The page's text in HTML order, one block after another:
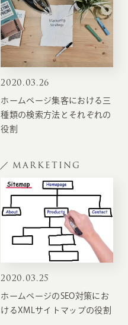
2020.03.26
ホームページ集客における三
種類の検索方法とそれぞれの
役割
MARKETING
2020.03.25
ホームページのSEO対策にお
けるXMLサイトマップの役割